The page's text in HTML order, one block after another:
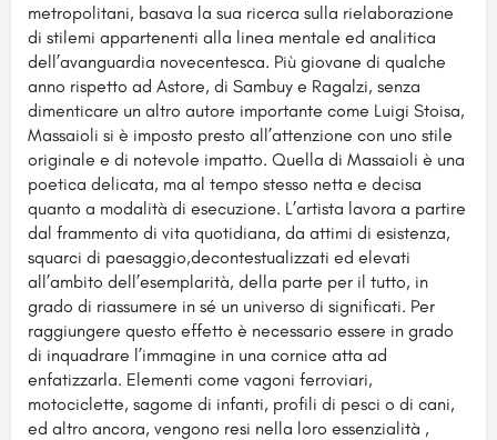
metropolitani, basava la sua ricerca sulla rielaborazione
di stilemi appartenenti alla linea mentale ed analitica
dell’avanguardia novecentesca. Più giovane di qualche
anno rispetto ad Astore, di Sambuy e Ragalzi, senza
dimenticare un altro autore importante come Luigi Stoisa,
Massaioli si è imposto presto all’attenzione con uno stile
originale e di notevole impatto. Quella di Massaioli è una
poetica delicata, ma al tempo stesso netta e decisa
quanto a modalità di esecuzione. L’artista lavora a partire
dal frammento di vita quotidiana, da attimi di esistenza,
squarci di paesaggio,decontestualizzati ed elevati
all’ambito dell’esemplarità, della parte per il tutto, in
grado di riassumere in sé un universo di significati. Per
raggiungere questo effetto è necessario essere in grado
di inquadrare l’immagine in una cornice atta ad
enfatizzarla. Elementi come vagoni ferroviari,
motociclette, sagome di infanti, profili di pesci o di cani,
ed altro ancora, vengono resi nella loro essenzialità ,